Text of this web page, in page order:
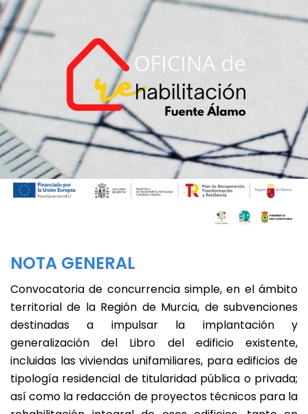
NOTA GENERAL
Convocatoria de concurrencia simple, en el ámbito
territorial de la Región de Murcia, de subvenciones
destinadas a impulsar la implantación y
generalización del Libro del edificio existente,
incluidas las viviendas unifamiliares, para edificios de
tipología residencial de titularidad pública o privada;
así como la redacción de proyectos técnicos para la